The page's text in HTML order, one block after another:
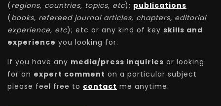
(regions, countries, topics, etc); publications
(books, refereed journal articles, chapters, editorial
experience, etc); etc or any kind of key skills and
experience you looking for.
If you have any media/press inquiries or looking
for an expert comment on a particular subject
please feel free to contact me anytime.